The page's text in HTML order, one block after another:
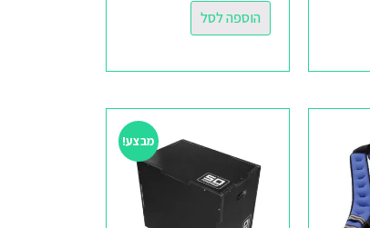
הוספה לסל
מבצע!